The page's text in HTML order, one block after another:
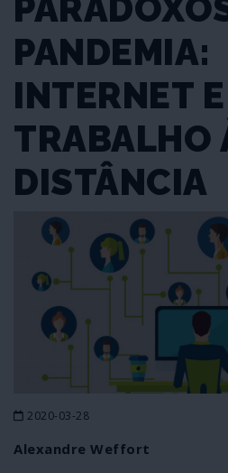
PANDEMIA:
INTERNET E
TRABALHO
DISTÂNCIA
2020-03-28
Alexandre Weffort